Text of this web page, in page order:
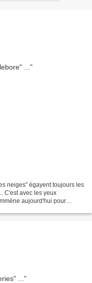
neiges" égayent toujours les
C'est avec les yeux
aujourd'hui pour